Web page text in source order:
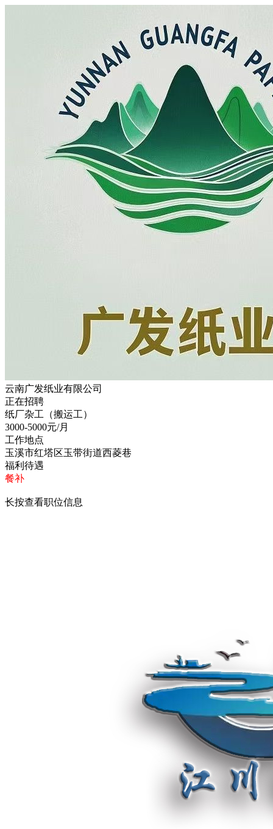
云南广发纸业有限公司
正在招聘
纸厂杂工（搬运工）
3000-5000元/月
工作地点
玉溪市红塔区玉带街道西菱巷
福利待遇
餐补
长按查看职位信息